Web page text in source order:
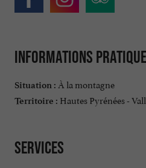
Informations
Situation : À la montagne
Territoire : Hautes Pyrénées -
Services